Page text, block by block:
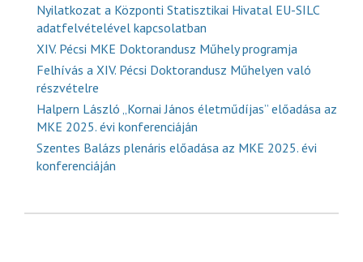
Nyilatkozat a Központi Statisztikai Hivatal EU-SILC
adatfelvételével kapcsolatban
XIV. Pécsi MKE Doktorandusz Műhely programja
Felhívás a XIV. Pécsi Doktorandusz Műhelyen való
részvételre
Halpern László „Kornai János életműdíjas” előadása az
MKE 2025. évi konferenciáján
Szentes Balázs plenáris előadása az MKE 2025. évi
konferenciáján